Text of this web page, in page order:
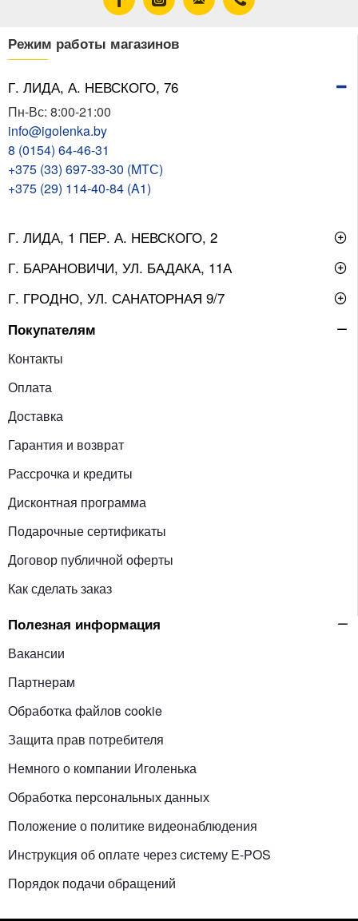
Режим работы магазинов
Г. ЛИДА, А. НЕВСКОГО, 76
Пн-Вс: 8:00-21:00
info@igolenka.by
8 (0154) 64-46-31
+375 (33) 697-33-30 (MТС)
+375 (29) 114-40-84 (A1)
Г. ЛИДА, 1 ПЕР. А. НЕВСКОГО, 2
Г. БАРАНОВИЧИ, УЛ. БАДАКА, 11А
Г. ГРОДНО, УЛ. САНАТОРНАЯ 9/7
Покупателям
Контакты
Оплата
Доставка
Гарантия и возврат
Рассрочка и кредиты
Дисконтная программа
Подарочные сертификаты
Договор публичной оферты
Как сделать заказ
Полезная информация
Вакансии
Партнерам
Обработка файлов cookie
Защита прав потребителя
Немного о компании Иголенька
Обработка персональных данных
Положение о политике видеонаблюдения
Инструкция об оплате через систему E-POS
Порядок подачи обращений